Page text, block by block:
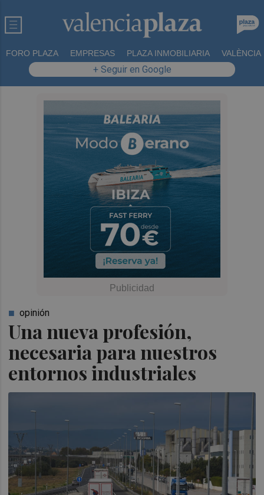
FORO PLAZA EMPRESAS PLAZA INMOBILIARIA VALÈNCIA
+ Seguir en Google
Una nueva profesión,
necesaria para nuestros
entornos industriales
opinión